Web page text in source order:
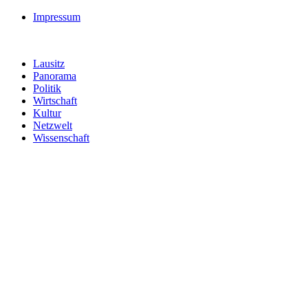
Impressum
Lausitz
Panorama
Politik
Wirtschaft
Kultur
Netzwelt
Wissenschaft